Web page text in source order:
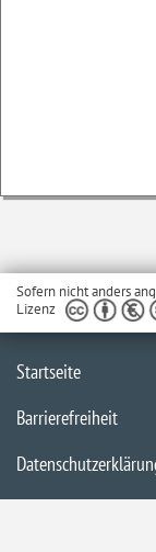
Sofern nicht anders
Lizenz
Startseite
Barrierefreiheit